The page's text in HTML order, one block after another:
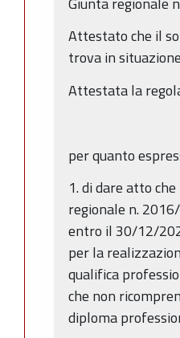
Attestato che il
trova in
Attestata la
per quanto
1. di dare atto
regionale n.
entro il 30/12/
per la
qualifica
che non
diploma